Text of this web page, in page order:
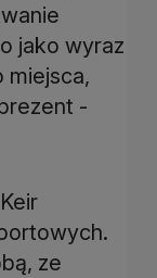
jako wyraz
miejsca,
-
ze